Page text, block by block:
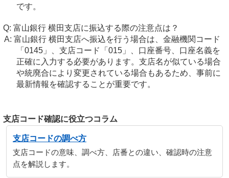
です。
富山銀行 横田支店に振込する際の注意点は？
富山銀行 横田支店へ振込を行う場合は、金融機関コード
「0145」、支店コード「015」、口座番号、口座名義を
正確に入力する必要があります。支店名が似ている場合
や統廃合により変更されている場合もあるため、事前に
最新情報を確認することが重要です。
支店コード確認に役立つコラム
支店コードの調べ方
支店コードの意味、調べ方、店番との違い、確認時の注意
点を解説します。